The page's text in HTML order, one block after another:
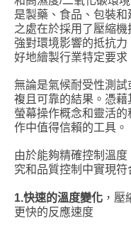
是製藥、食品、包裝
之處在於採用了壓縮
強對環境影響的抵抗力
好地繪製行業特定要求
無論是氣候耐受性測
複且可靠的結果。憑
螢幕操作概念和靈活
作中值得信賴的工具。
由於能夠精確控制溫
究和品質控制中實現符
1.快速的溫度變化 ，
更快的反應速度